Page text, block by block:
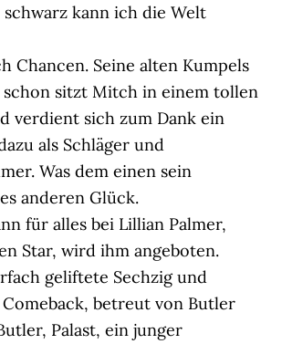
schwarz kann ich die Welt
Chancen. Seine alten Kumpels
sitzt Mitch in einem tollen
verdient sich zum Dank ein
als Schläger und
Was dem einen sein
anderen Glück.
für alles bei Lillian Palmer,
Star, wird ihm angeboten.
geliftete Sechzig und
betreut von Butler
Palast, ein junger